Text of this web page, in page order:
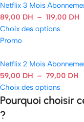
Netflix 3 Mois
89,00 DH – 119,00 DH
Choix des options
Promo
Netflix 2 Mois
59,00 DH – 79,00 DH
Choix des options
Pourquoi choisir
?